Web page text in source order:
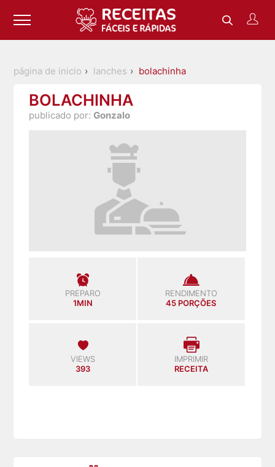
página de inicio lanches bolachinha
BOLACHINHA
publicado por: Gonzalo
PREPARO
1MIN
RENDIMENTO
45 PORÇÕES
VIEWS
393
IMPRIMIR
RECEITA